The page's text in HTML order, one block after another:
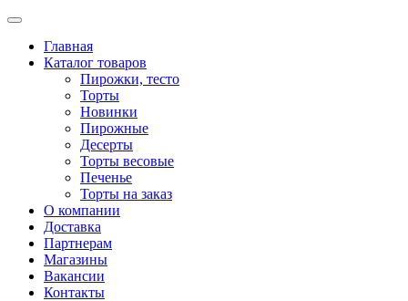
Главная
Каталог товаров
Пирожки, тесто
Торты
Новинки
Пирожные
Десерты
Торты весовые
Печенье
Торты на заказ
О компании
Доставка
Партнерам
Магазины
Вакансии
Контакты